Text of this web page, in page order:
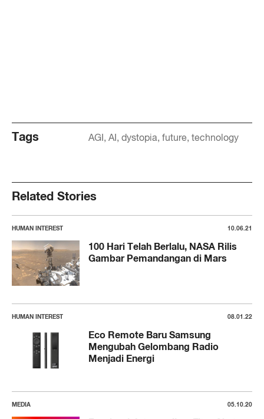
Tags AGI AI dystopia future technology
Related Stories
HUMAN INTEREST 10.06.21
100 Hari Telah Berlalu, NASA Rilis
Gambar Pemandangan di Mars
HUMAN INTEREST 08.01.22
Eco Remote Baru Samsung
Mengubah Gelombang Radio
Menjadi Energi
MEDIA 05.10.20